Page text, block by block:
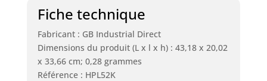
Fiche technique
Fabricant : GB Industrial Direct
Dimensions du produit (L x l x h) : 43,18 x 20,02
x 33,66 cm; 0,28 grammes
Référence : HPL52K